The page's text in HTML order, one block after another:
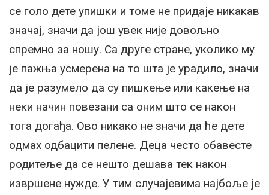
се голо дете упишки и томе не придаје никакав
значај, значи да још увек није довољно
спремно за ношу. Са друге стране, уколико му
је пажња усмерена на то шта је урадило, значи
да је разумело да су пишкење или какење на
неки начин повезани са оним што се након
тога догађа. Ово никако не значи да ће дете
одмах одбацити пелене. Деца често обавесте
родитеље да се нешто дешава тек након
извршене нужде. У тим случајевима најбоље је